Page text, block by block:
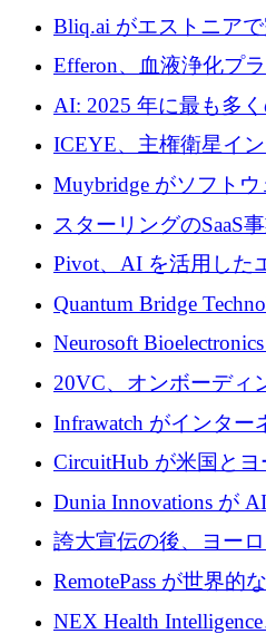
らの投資でシリーズ B
Bliq.ai がエストニア
認を獲得
Efferon、血液浄化プ
250万ユーロを確保
AI: 2025 年に最も多
ICEYE、主権衛星イ
るために 3 億ユーロ
Muybridge がソフト
ラ テクノロジーを拡
で 1,600 万ドルを調達
スターリングのSaaS
グループ利益は減少
Pivot、AI を活用した
ラットフォームを拡
ルを調達
Quantum Bridge
バーセキュリティ イ
Neurosoft
イン コンピューター
に 750 万ドルを調達
20VC、オンボーディ
Prelude へのシリーズ
Infrawatch がインタ
クチャ インテリジェ
プレシードを確保
CircuitHub が米国と
子機器製造を拡大する
Dunia Innovations が
産業化するために 2
リン GigaLab を発表
誇大宣伝の後、ヨー
クターはファンダメ
RemotePass が世界的
ラットフォームを拡大
NEX Health